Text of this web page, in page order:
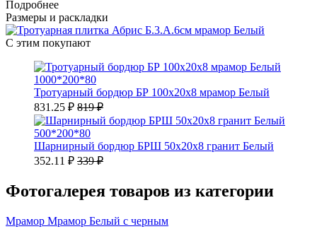
Подробнее
Размеры и раскладки
С этим покупают
1000*200*80
Тротуарный бордюр БР 100х20х8 мрамор Белый
831.25 ₽ 819 ₽
500*200*80
Шарнирный бордюр БРШ 50х20х8 гранит Белый
352.11 ₽ 339 ₽
Фотогалерея товаров из категории
Мрамор Мрамор Белый с черным